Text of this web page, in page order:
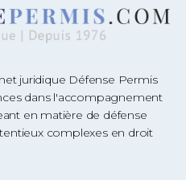
juridique Défense Permis
dans l'accompagnement
en matière de défense
complexes en droit